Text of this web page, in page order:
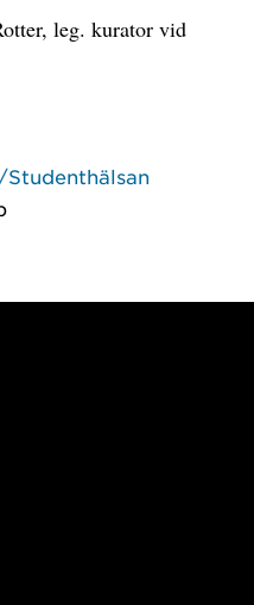
leg. kurator vid